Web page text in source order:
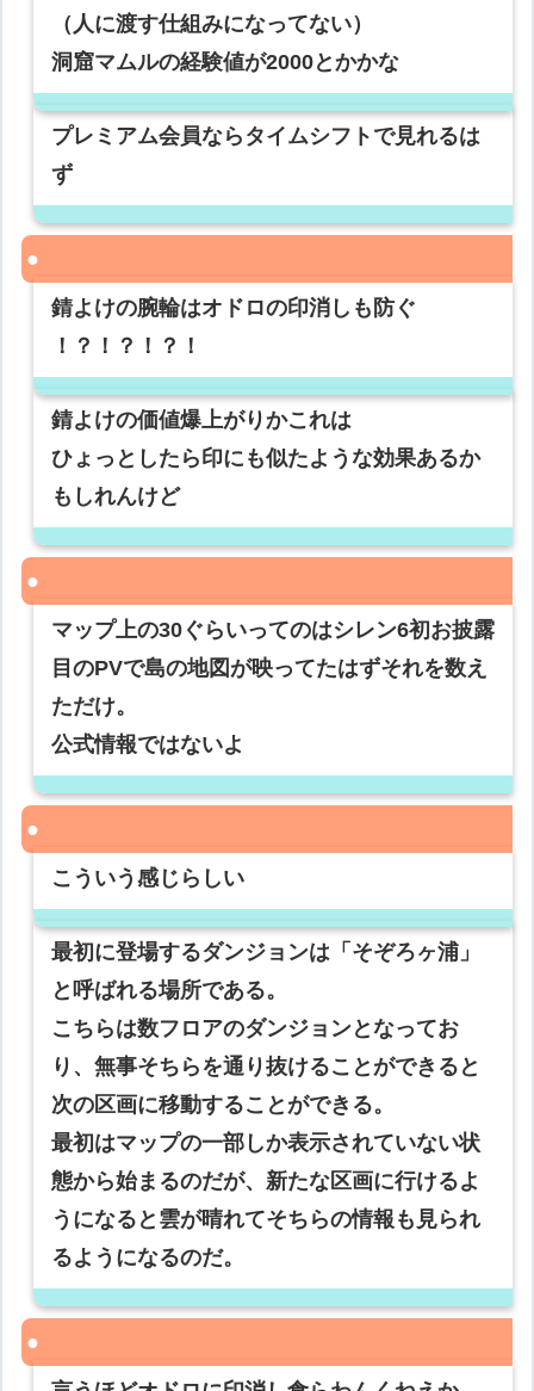
（人に渡す仕組みになってない）
洞窟マムルの経験値が2000とかかな
プレミアム会員ならタイムシフトで見れるは
ず
錆よけの腕輪はオドロの印消しも防ぐ
！？！？！？！
錆よけの価値爆上がりかこれは
ひょっとしたら印にも似たような効果あるか
もしれんけど
マップ上の30ぐらいってのはシレン6初お披露
目のPVで島の地図が映ってたはずそれを数え
ただけ。
公式情報ではないよ
こういう感じらしい
最初に登場するダンジョンは「そぞろヶ浦」
と呼ばれる場所である。
こちらは数フロアのダンジョンとなってお
り、無事そちらを通り抜けることができると
次の区画に移動することができる。
最初はマップの一部しか表示されていない状
態から始まるのだが、新たな区画に行けるよ
うになると雲が晴れてそちらの情報も見られ
るようになるのだ。